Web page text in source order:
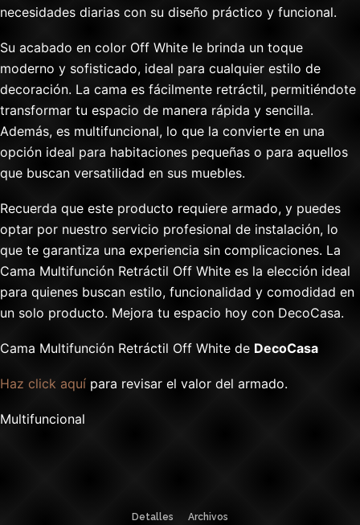
necesidades diarias con su diseño práctico y funcional.
Su acabado en color Off White le brinda un toque
moderno y sofisticado, ideal para cualquier estilo de
decoración. La cama es fácilmente retráctil, permitiéndote
transformar tu espacio de manera rápida y sencilla.
Además, es multifuncional, lo que la convierte en una
opción ideal para habitaciones pequeñas o para aquellos
que buscan versatilidad en sus muebles.
Recuerda que este producto requiere armado, y puedes
optar por nuestro servicio profesional de instalación, lo
que te garantiza una experiencia sin complicaciones. La
Cama Multifunción Retráctil Off White es la elección ideal
para quienes buscan estilo, funcionalidad y comodidad en
un solo producto. Mejora tu espacio hoy con DecoCasa.
Cama Multifunción Retráctil Off White de DecoCasa
Haz click aquí para revisar el valor del armado.
Multifuncional
Detalles Archivos